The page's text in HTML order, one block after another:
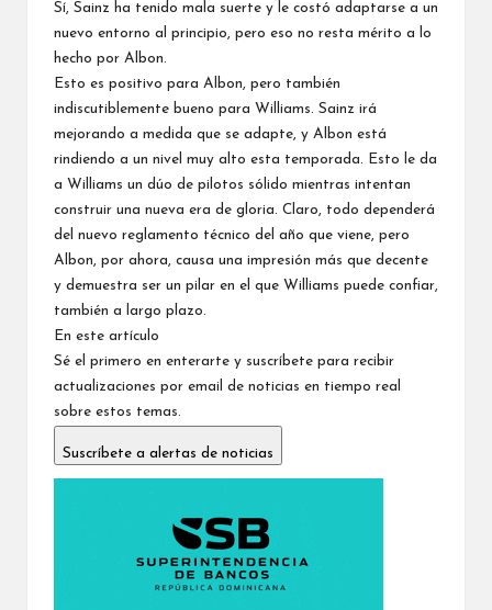
Sí, Sainz ha tenido mala suerte y le costó adaptarse a un
nuevo entorno al principio, pero eso no resta mérito a lo
hecho por Albon.
Esto es positivo para Albon, pero también
indiscutiblemente bueno para Williams. Sainz irá
mejorando a medida que se adapte, y Albon está
rindiendo a un nivel muy alto esta temporada. Esto le da
a Williams un dúo de pilotos sólido mientras intentan
construir una nueva era de gloria. Claro, todo dependerá
del nuevo reglamento técnico del año que viene, pero
Albon, por ahora, causa una impresión más que decente
y demuestra ser un pilar en el que Williams puede confiar,
también a largo plazo.
En este artículo
Sé el primero en enterarte y suscríbete para recibir
actualizaciones por email de noticias en tiempo real
sobre estos temas.
Suscríbete a alertas de noticias